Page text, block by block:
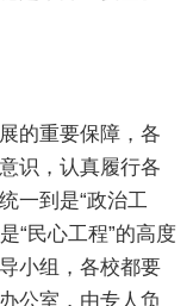
的重要保障，各
识，认真履行各
一到是“政治工
“民心工程”的高度
小组，各校都要
公室，由专人负